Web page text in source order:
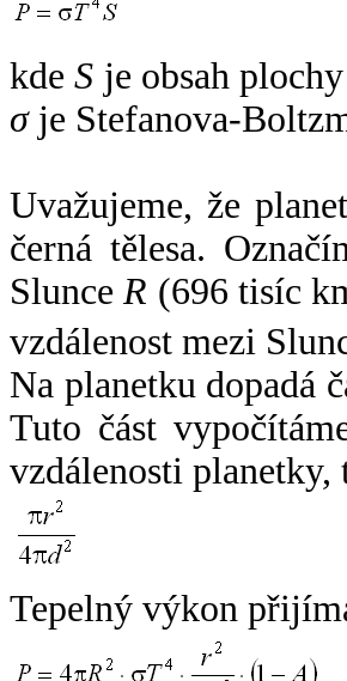
kdeS je obsah
σje Stefanova-
Uvažujeme, že
černá tělesa.
SlunceR (696 tisíc
vzdálenost mezi
Na planetku dopadá
Tuto část
vzdálenosti planetky,
Tepelný výkon